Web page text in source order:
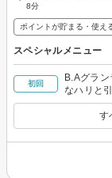
8分
ポイントが貯まる・使え
スペシャルメニュー
初回
B.Aグラ
なハリと
す